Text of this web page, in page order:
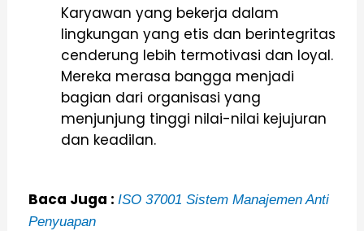
Karyawan yang bekerja dalam
lingkungan yang etis dan berintegritas
cenderung lebih termotivasi dan loyal.
Mereka merasa bangga menjadi
bagian dari organisasi yang
menjunjung tinggi nilai-nilai kejujuran
dan keadilan.
Baca Juga : ISO 37001 Sistem Manajemen Anti
Penyuapan